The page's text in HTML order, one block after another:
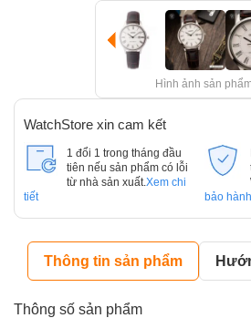
Hình ảnh sản phẩm
WatchStore xin cam kết
1 đổi 1 trong tháng đầu
tiên nếu sản phẩm có lỗi
từ nhà sản xuất. Xem chi
tiết
bảo hành
Thông tin sản phẩm
Thông số sản phẩm